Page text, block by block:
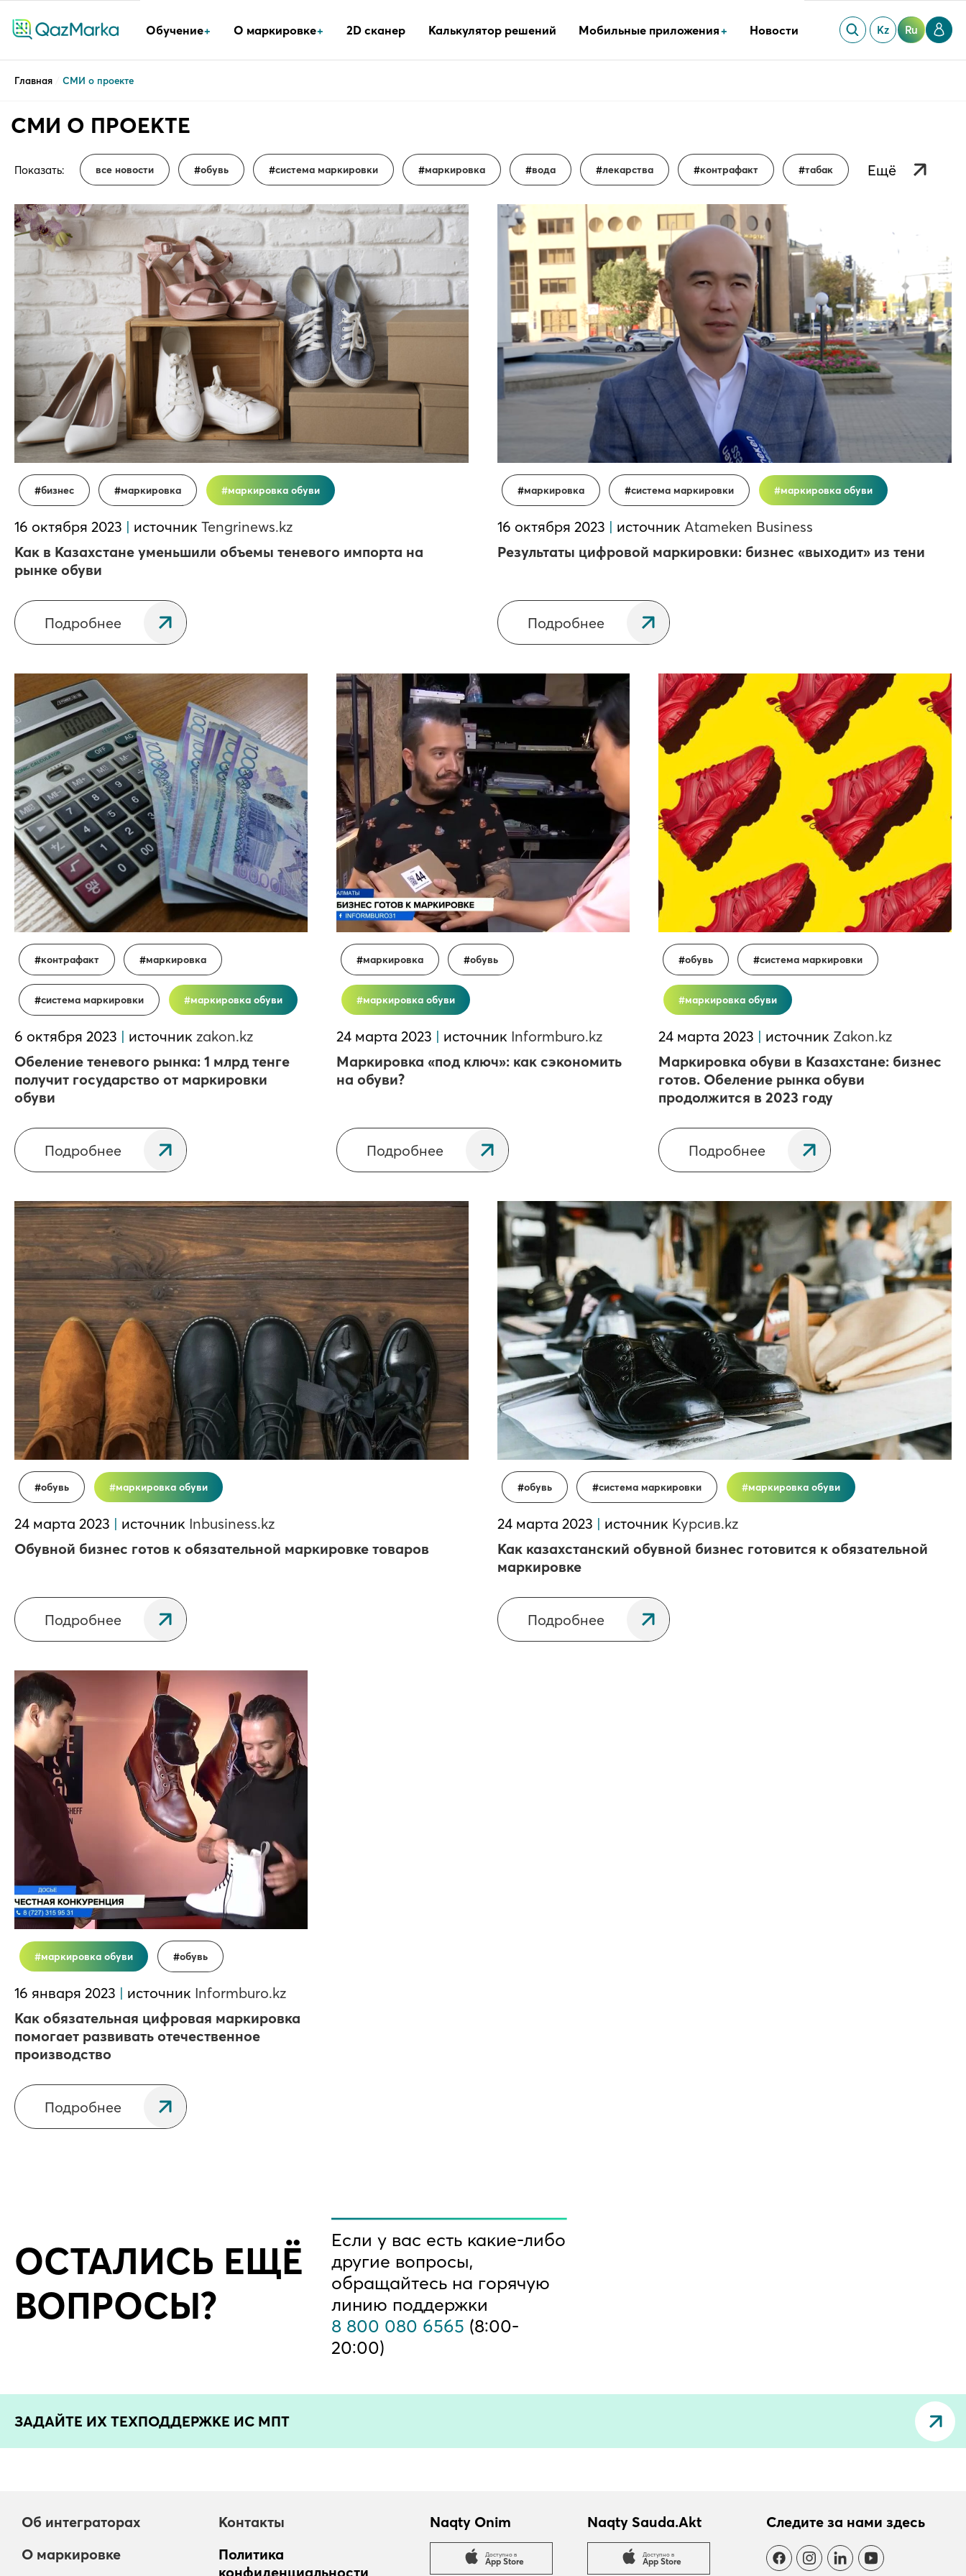
Обучение О маркировке 2D сканер Калькулятор решений Мобильные приложения Новости Ru
Kz
Главная СМИ о проекте
СМИ О ПРОЕКТЕ
Показать: все новости обувь система маркировки маркировка вода лекарства контрафакт табак
бизнес маркировка маркировка обуви
16 октября 2023 | источник Tengrinews.kz
Как в Казахстане уменьшили объемы теневого импорта на
рынке обуви
Подробнее
маркировка система маркировки маркировка обуви
16 октября 2023 | источник Atameken Business
Результаты цифровой маркировки: бизнес «выходит» из тени
Подробнее
контрафакт маркировка
система маркировки маркировка обуви
6 октября 2023 | источник zakon.kz
Обеление теневого рынка: 1 млрд тенге
получит государство от маркировки
обуви
Подробнее
маркировка обувь
маркировка обуви
24 марта 2023 | источник Informburo.kz
Маркировка «под ключ»: как сэкономить
на обуви?
Подробнее
обувь система маркировки
маркировка обуви
24 марта 2023 | источник Zakon.kz
Маркировка обуви в Казахстане: бизнес
готов. Обеление рынка обуви
продолжится в 2023 году
Подробнее
обувь маркировка обуви
24 марта 2023 | источник Inbusiness.kz
Обувной бизнес готов к обязательной маркировке товаров
Подробнее
обувь система маркировки маркировка обуви
24 марта 2023 | источник Курсив.kz
Как казахстанский обувной бизнес готовится к обязательной
маркировке
Подробнее
маркировка обуви обувь
16 января 2023 | источник Informburo.kz
Как обязательная цифровая маркировка
помогает развивать отечественное
производство
Подробнее
ОСТАЛИСЬ ЕЩЁ
ВОПРОСЫ?
Если у вас есть какие-либо
другие вопросы,
обращайтесь на горячую
линию поддержки
8 800 080 6565 (8:00-
20:00)
ЗАДАЙТЕ ИХ ТЕХПОДДЕРЖКЕ ИС МПТ
Об интеграторах
Контакты
О маркировке
Политика
конфиденциальности
Naqty Onim
Доступно в
App Store
Naqty Sauda.Akt
Доступно в
App Store
Следите за нами здесь